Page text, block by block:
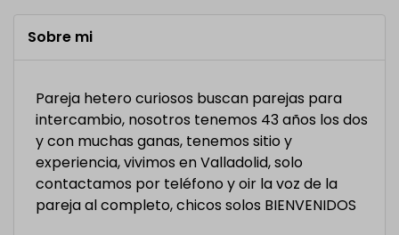
Sobre mi
Pareja hetero curiosos buscan parejas para
intercambio, nosotros tenemos 43 años los dos
y con muchas ganas, tenemos sitio y
experiencia, vivimos en Valladolid, solo
contactamos por teléfono y oir la voz de la
pareja al completo, chicos solos BIENVENIDOS